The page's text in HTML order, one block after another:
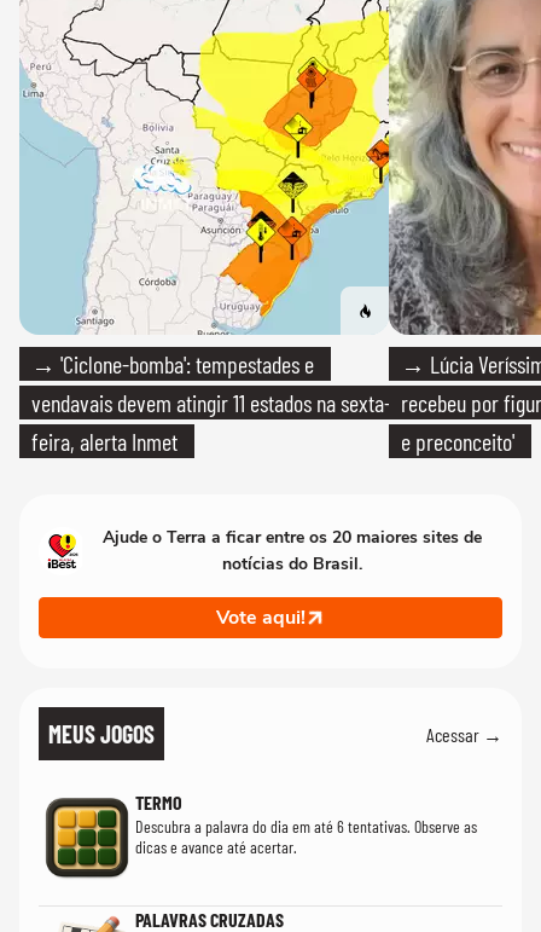
→ 'Ciclone-bomba': tempestades e
vendavais devem atingir 11 estados na sexta-
feira, alerta Inmet
→ Lúcia
recebeu por
e preconceito'
Ajude o Terra a ficar entre os 20 maiores sites de
notícias do Brasil.
Vote aqui!
MEUS JOGOS Acessar →
TERMO
Descubra a palavra do dia em até 6 tentativas. Observe as
dicas e avance até acertar.
PALAVRAS CRUZADAS